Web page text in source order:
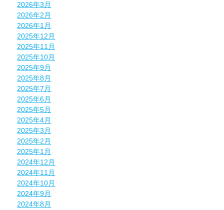
2026年3月
2026年2月
2026年1月
2025年12月
2025年11月
2025年10月
2025年9月
2025年8月
2025年7月
2025年6月
2025年5月
2025年4月
2025年3月
2025年2月
2025年1月
2024年12月
2024年11月
2024年10月
2024年9月
2024年8月